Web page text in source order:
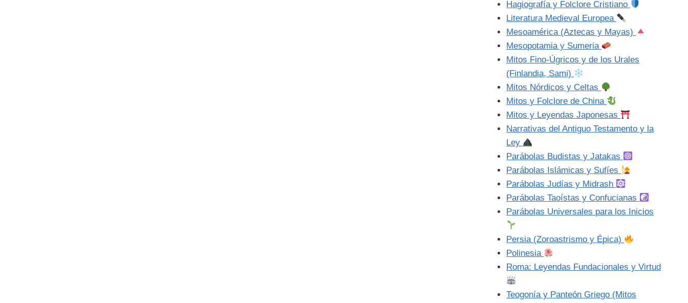
Hagiografía y Folclore Cristiano
Literatura Medieval Europea
Mesoamérica (Aztecas y Mayas)
Mesopotamia y Sumeria
Mitos Fino-Úgricos y de los Urales
(Finlandia, Sami)
Mitos Nórdicos y Celtas
Mitos y Folclore de China
Mitos y Leyendas Japonesas
Narrativas del Antiguo Testamento y la
Ley
Parábolas Budistas y Jatakas
Parábolas Islámicas y Sufíes
Parábolas Judías y Midrash
Parábolas Taoístas y Confucianas
Parábolas Universales para los Inicios
Persia (Zoroastrismo y Épica)
Polinesia
Roma: Leyendas Fundacionales y Virtud
Teogonía y Panteón Griego (Mitos